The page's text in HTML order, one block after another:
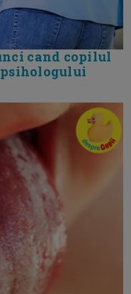
cand copilul
psihologului